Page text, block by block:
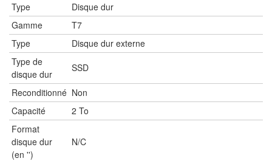
Type
Disque dur
Gamme
T7
Type
Disque dur externe
Type de
disque dur
SSD
Reconditionné Non
Capacité
2 To
Format
disque dur
(en '')
N/C